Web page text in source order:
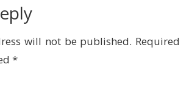
will not be published. Required
*